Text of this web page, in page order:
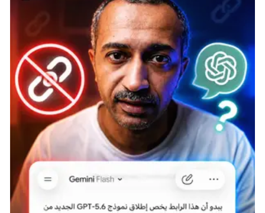
بتطبيق Nintendo Switch Online) ميزة تسمى
. هذه الخدمة مخصصة لنسخ Nintendo Switch 2
Editions من اللعبتين لمساعدة اللاعبين على الوصول
لمناطق عديدة مثل العثور على ضريح صعب الوصول أو
Korok مختبئ مع تعليق من Princess Zelda بنفسها لم
يكن موجودًا في النسخ الأصلية من اللعبتين. ستتوفر
يونيو.
مغامرة منصات Kirby ثلاثية الأبعاد ستحصل على تحسين
فيKirby and the Forgotten Land – Nintendo Switch 2
Edition + Star-Crossed World
. نيزك غامض يهبط في عالم
Kirby and the Forgotten Land ويرفع الستار عن قصة
جديدة لـKirby. عليه استعمال قدراته، مع Mouthful